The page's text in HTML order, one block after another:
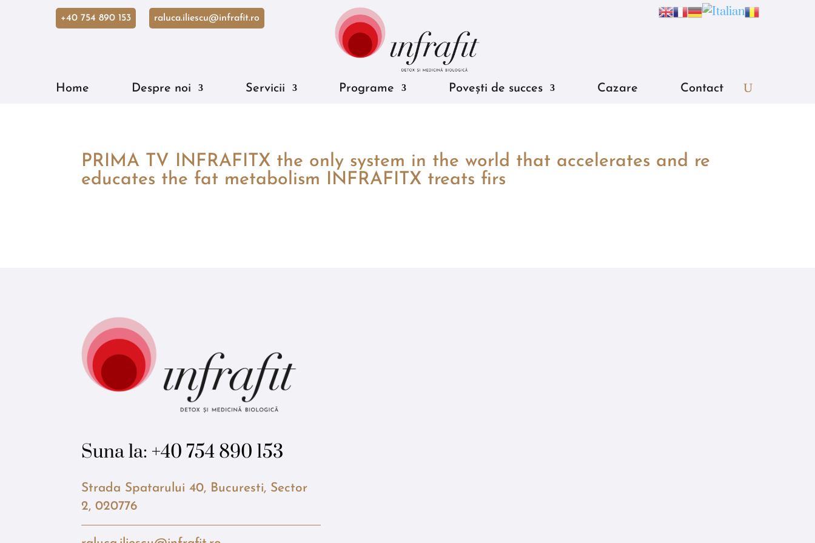
+40 754 890 153 raluca.iliescu@infrafit.ro
Home Despre noi Servicii Programe Povești de succes Cazare Contact
PRIMA TV INFRAFITX the only system in the world that accelerates and re
educates the fat metabolism INFRAFITX treats firs
Suna la: +40 754 890 153
Strada Spatarului 40, Bucuresti, Sector
2, 020776